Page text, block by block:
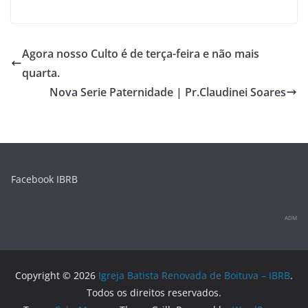
Agora nosso Culto é de terça-feira e não mais
quarta.
Nova Serie Paternidade | Pr.Claudinei Soares
Facebook IBRB
ADM
Copyright © 2026 Igreja Batista Renovada de Boituva – IBRB.
Todos os direitos reservados.